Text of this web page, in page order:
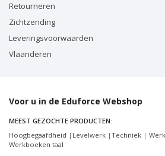
Retourneren
Zichtzending
Leveringsvoorwaarden
Vlaanderen
Voor u in de Eduforce Webshop
MEEST GEZOCHTE PRODUCTEN:
Hoogbegaafdheid | Levelwerk | Techniek |
Werkboeken taal